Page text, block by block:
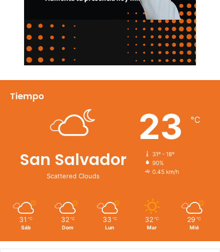
Tiempo
San Salvador
Scattered Clouds
23 ℃
31º - 18º
90%
0.45 km/h
31 ℃
Sáb
32 ℃
Dom
33 ℃
Lun
32 ℃
Mar
29 ℃
Mié